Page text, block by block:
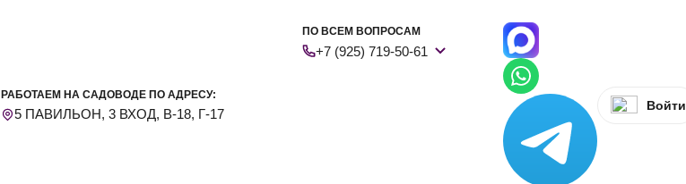
РАБОТАЕМ НА САДОВОДЕ ПО АДРЕСУ:
5 ПАВИЛЬОН, 3 ВХОД, В-18, Г-17
ПО ВСЕМ ВОПРОСАМ
+7 (925) 719-50-61
Войти